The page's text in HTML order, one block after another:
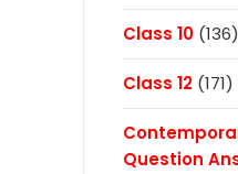
Class 10(136)
Class 12(171)
Question